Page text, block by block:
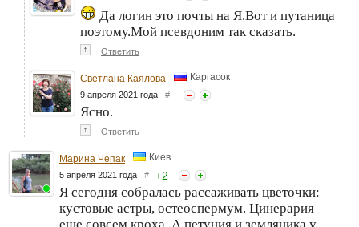
Да логин это почты на Я.Вот и путаница
поэтому.Мой псевдоним так сказать.
↑ Ответить
Светлана Каялова Каргасок
9 апреля 2021 года #
Ясно.
↑ Ответить
Марина Чепак Киев
5 апреля 2021 года # +2
Я сегодня собралась рассаживать цветочки:
кустовые астры, остеоспермум. Цинерария
еще совсем кроха. А петуния и земляника у